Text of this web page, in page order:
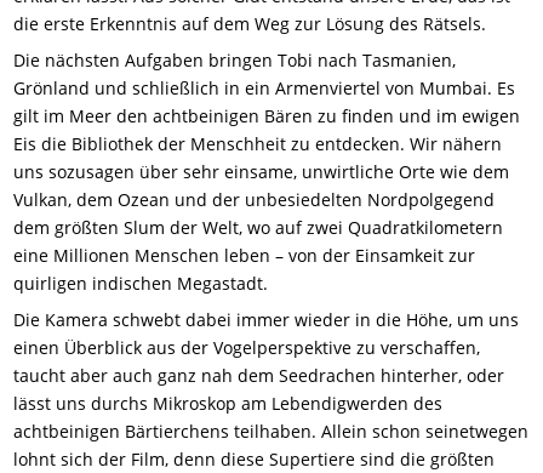
die erste Erkenntnis auf dem Weg zur Lösung des Rätsels.
Die nächsten Aufgaben bringen Tobi nach Tasmanien,
Grönland und schließlich in ein Armenviertel von Mumbai. Es
gilt im Meer den achtbeinigen Bären zu finden und im ewigen
Eis die Bibliothek der Menschheit zu entdecken. Wir nähern
uns sozusagen über sehr einsame, unwirtliche Orte wie dem
Vulkan, dem Ozean und der unbesiedelten Nordpolgegend
dem größten Slum der Welt, wo auf zwei Quadratkilometern
eine Millionen Menschen leben – von der Einsamkeit zur
quirligen indischen Megastadt.
Die Kamera schwebt dabei immer wieder in die Höhe, um uns
einen Überblick aus der Vogelperspektive zu verschaffen,
taucht aber auch ganz nah dem Seedrachen hinterher, oder
lässt uns durchs Mikroskop am Lebendigwerden des
achtbeinigen Bärtierchens teilhaben. Allein schon seinetwegen
lohnt sich der Film, denn diese Supertiere sind die größten